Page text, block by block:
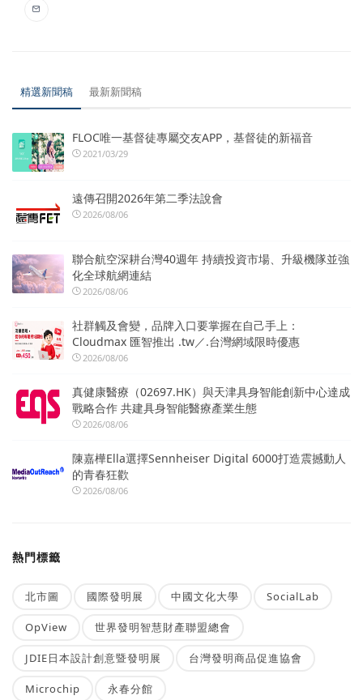
精選新聞稿 最新新聞稿
FLOC唯一基督徒專屬交友APP，基督徒的新福音
2021/03/29
遠傳召開2026年第二季法說會
2026/08/06
聯合航空深耕台灣40週年 持續投資市場、升級機隊並強
化全球航網連結
2026/08/06
社群觸及會變，品牌入口要掌握在自己手上：
Cloudmax 匯智推出 .tw／.台灣網域限時優惠
2026/08/06
真健康醫療（02697.HK）與天津具身智能創新中心達成
戰略合作 共建具身智能醫療產業生態
2026/08/06
陳嘉樺Ella選擇Sennheiser Digital 6000打造震撼動人
的青春狂歡
2026/08/06
熱門標籤
北市圖 國際發明展 中國文化大學 SocialLab
OpView 世界發明智慧財產聯盟總會
JDIE日本設計創意暨發明展 台灣發明商品促進協會
Microchip 永春分館